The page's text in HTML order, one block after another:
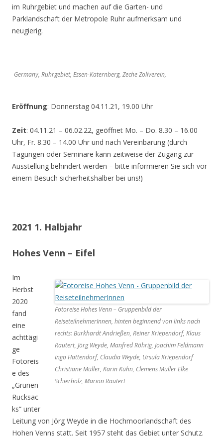
im Ruhrgebiet und machen auf die Garten- und
Parklandschaft der Metropole Ruhr aufmerksam und
neugierig.
Germany, Ruhrgebiet, Essen-Katernberg, Zeche Zollverein,
Eröffnung: Donnerstag 04.11.21, 19.00 Uhr
Zeit: 04.11.21 – 06.02.22, geöffnet Mo. – Do. 8.30 – 16.00
Uhr, Fr. 8.30 – 14.00 Uhr und nach Vereinbarung (durch
Tagungen oder Seminare kann zeitweise der Zugang zur
Ausstellung behindert werden – bitte informieren Sie sich vor
einem Besuch sicherheitshalber bei uns!)
2021 1. Halbjahr
Hohes Venn – Eifel
Fotoreise Hohes Venn – Gruppenbild der
ReiseteilnehmerInnen, hinten beginnend von links nach
rechts: Burkhardt Andrießen, Reiner Kriependorf, Klaus
Rautert, Jörg Weyde, Manfred Röhrig, Joachim Feldmann
Ingo Hattendorf, Claudia Weyde, Ursula Kriependorf
Christiane Müller, Karin Kühn, Clemens Müller Elke
Schierholz, Marion Rautert
Im
Herbst
2020
fand
eine
achttägi
ge
Fotoreis
e des
„Grünen
Rucksac
ks“ unter
Leitung von Jörg Weyde in die Hochmoorlandschaft des
Hohen Venns statt. Seit 1957 steht das Gebiet unter Schutz.